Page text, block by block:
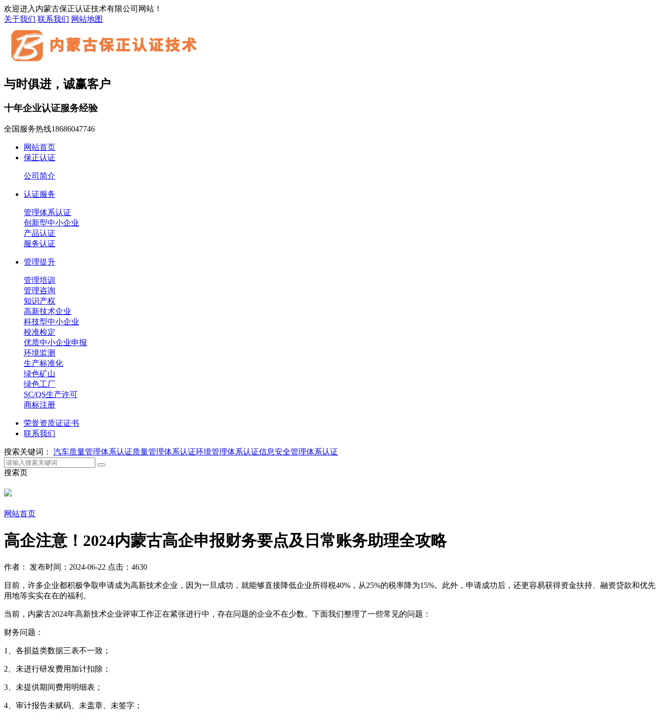
欢迎进入内蒙古保正认证技术有限公司网站！
关于我们 联系我们 网站地图
与时俱进，诚赢客户
十年企业认证服务经验
全国服务热线18686047746
网站首页
保正认证
公司简介
认证服务
管理体系认证
创新型中小企业
产品认证
服务认证
管理提升
管理培训
管理咨询
知识产权
高新技术企业
科技型中小企业
校准检定
优质中小企业申报
环境监测
生产标准化
绿色矿山
绿色工厂
SC/QS生产许可
商标注册
荣誉资质证证书
联系我们
搜索关键词： 汽车质量管理体系认证质量管理体系认证环境管理体系认证信息安全管理体系认证
搜索页
网站首页
高企注意！2024内蒙古高企申报财务要点及日常账务助理全攻略
作者： 发布时间：2024-06-22 点击：4630
目前，许多企业都积极争取申请成为高新技术企业，因为一旦成功，就能够直接降低企业所得税40%，从25%的税率降为15%。此外，申请成功后，还更容易获得资金扶持、融资贷款和优先
用地等实实在在的福利。
当前，内蒙古2024年高新技术企业评审工作正在紧张进行中，存在问题的企业不在少数。下面我们整理了一些常见的问题：
财务问题：
1、各损益类数据三表不一致；
2、未进行研发费用加计扣除；
3、未提供期间费用明细表；
4、审计报告未赋码、未盖章、未签字；